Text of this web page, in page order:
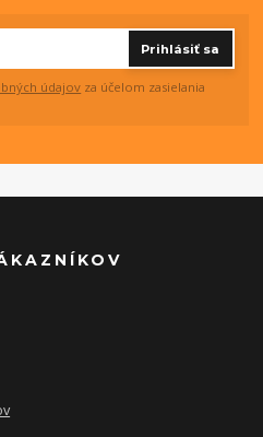
Prihlásiť sa
údajov za účelom zasielania